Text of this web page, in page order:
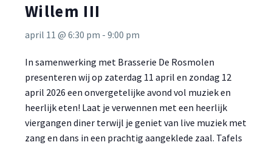
Willem III
april 11 @ 6:30 pm - 9:00 pm
In samenwerking met Brasserie De Rosmolen
presenteren wij op zaterdag 11 april en zondag 12
april 2026 een onvergetelijke avond vol muziek en
heerlijk eten! Laat je verwennen met een heerlijk
viergangen diner terwijl je geniet van live muziek met
zang en dans in een prachtig aangeklede zaal. Tafels